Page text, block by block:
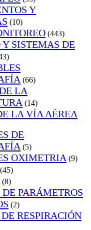
Y
(10)
(443)
Y SISTEMAS DE
(66)
LA
(14)
LA VÍA AÉREA
DE
(5)
OXIMETRIA (9)
(45)
(8)
DE PARÁMETROS
(2)
RESPIRACIÓN